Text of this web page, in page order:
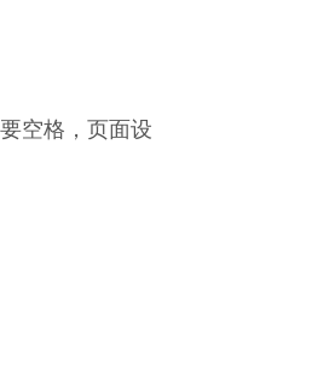
空格，页面设